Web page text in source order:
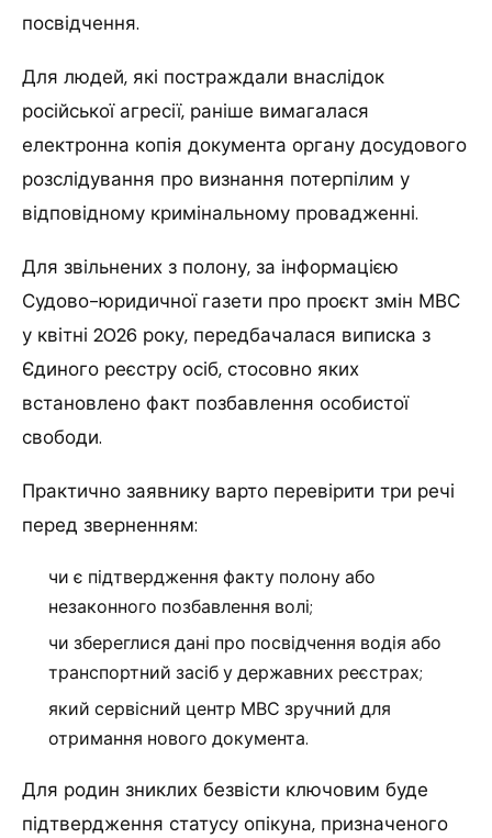
посвідчення.
Для людей, які постраждали внаслідок
російської агресії, раніше вимагалася
електронна копія документа органу досудового
розслідування про визнання потерпілим у
відповідному кримінальному провадженні.
Для звільнених з полону, за інформацією
Судово-юридичної газети про проєкт змін МВС
у квітні 2026 року, передбачалася виписка з
Єдиного реєстру осіб, стосовно яких
встановлено факт позбавлення особистої
свободи.
Практично заявнику варто перевірити три речі
перед зверненням:
чи є підтвердження факту полону або
незаконного позбавлення волі;
чи збереглися дані про посвідчення водія або
транспортний засіб у державних реєстрах;
який сервісний центр МВС зручний для
отримання нового документа.
Для родин зниклих безвісти ключовим буде
підтвердження статусу опікуна, призначеного